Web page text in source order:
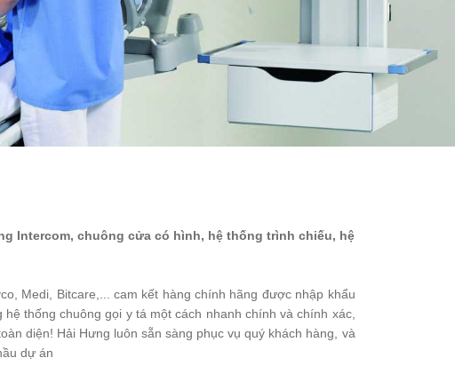
Intercom, chuông cửa có hình, hệ thống trình chiếu, hệ
Medi, Bitcare,... cam kết hàng chính hãng được nhập khẩu
thống chuông gọi y tá một cách nhanh chính và chính xác,
diện! Hải Hưng luôn sẵn sàng phục vụ quý khách hàng, và
dự án